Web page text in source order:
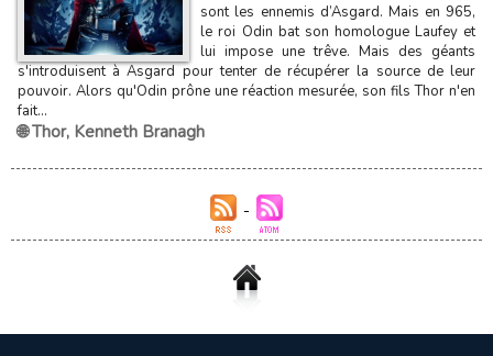
sont les ennemis d’Asgard. Mais en 965,
le roi Odin bat son homologue Laufey et
lui impose une trêve. Mais des géants
s'introduisent à Asgard pour tenter de récupérer la source de leur
pouvoir. Alors qu'Odin prône une réaction mesurée, son fils Thor n'en
fait...
🌐 Thor, Kenneth Branagh